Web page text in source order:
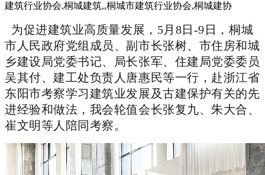
建筑行业协会,桐城建筑,,桐城市建筑行业协会,桐城建协
为促进建筑业高质量发展，5月8日-9日，桐城
市人民政府党组成员、副市长张树、市住房和城
乡建设局党委书记、局长张军、住建局党委委员
吴其付、建工处负责人唐惠民等一行，赴浙江省
东阳市考察学习建筑业发展及古建保护有关的先
进经验和做法，我会轮值会长张复九、朱大合、
崔文明等人陪同考察。